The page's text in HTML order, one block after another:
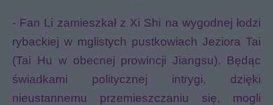
- Fan Li zamieszkał z Xi Shi na wygodnej łodzi
rybackiej w mglistych pustkowiach Jeziora Tai
(Tai Hu w obecnej prowincji Jiangsu). Będąc
świadkami politycznej intrygi, dzięki
nieustannemu przemieszczaniu się, mogli